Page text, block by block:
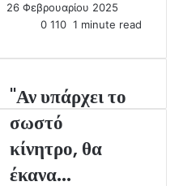
e
i
26 Φεβρουαρίου 2025
0 110 1 minute read
"Αν υπάρχει το
σωστό
κίνητρο, θα
έκανα...